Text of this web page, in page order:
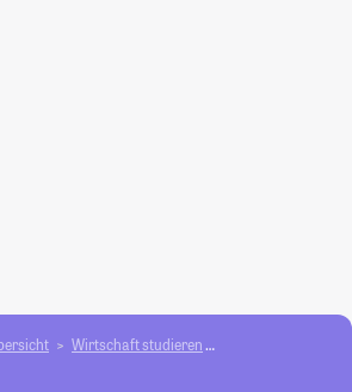
Wirtschaft studieren